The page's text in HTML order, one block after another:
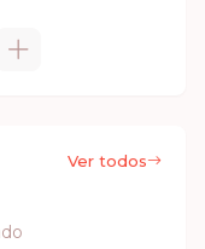
Ver todos